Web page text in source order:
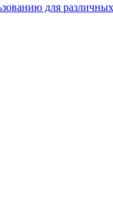
для различных